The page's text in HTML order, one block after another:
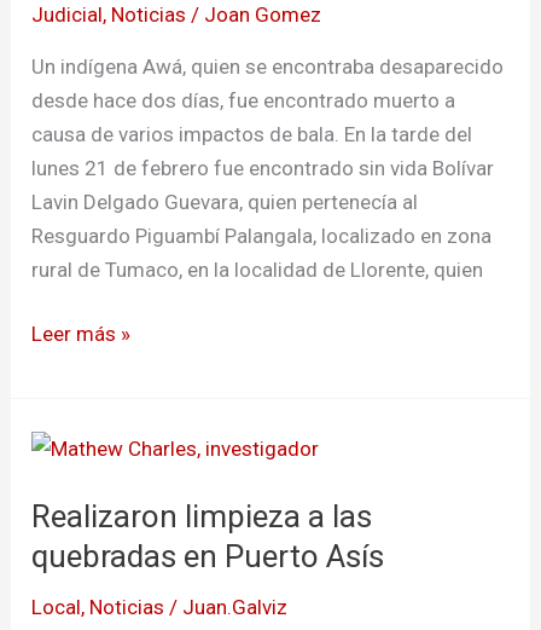
Judicial, Noticias / Joan Gomez
Un indígena Awá, quien se encontraba desaparecido
desde hace dos días, fue encontrado muerto a
causa de varios impactos de bala. En la tarde del
lunes 21 de febrero fue encontrado sin vida Bolívar
Lavin Delgado Guevara, quien pertenecía al
Resguardo Piguambí Palangala, localizado en zona
rural de Tumaco, en la localidad de Llorente, quien
indígena
Awá
Leer más »
Realizaron limpieza a las
quebradas en Puerto Asís
Local, Noticias / Juan.Galviz
Realizaron
a
las
quebradas
en